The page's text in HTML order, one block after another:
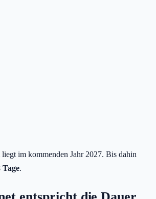
liegt im kommenden Jahr 2027. Bis dahin
Tage.